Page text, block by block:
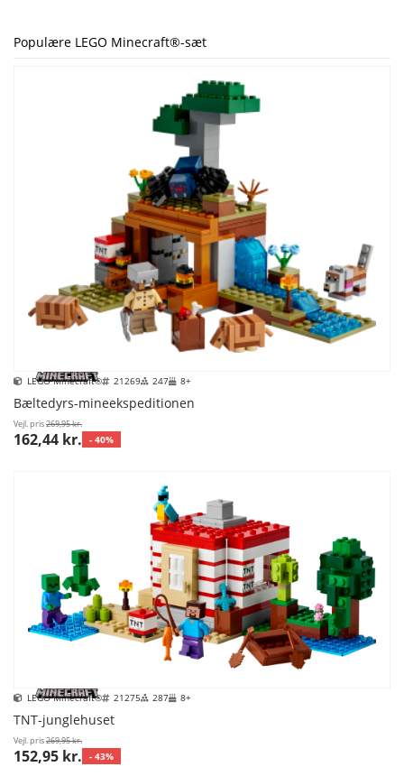
Populære LEGO Minecraft®-sæt
LEGO Minecraft® 21269 247 8+
Bæltedyrs-mineekspeditionen
Vejl. pris269,95 kr.
162,44 kr. - 40%
LEGO Minecraft® 21275 287 8+
TNT-junglehuset
Vejl. pris269,95 kr.
152,95 kr. - 43%